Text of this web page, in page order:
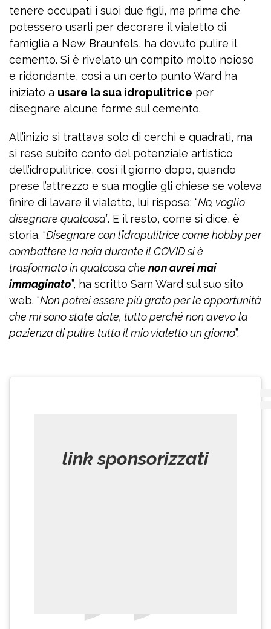
tenere occupati i suoi due figli, ma prima che
potessero usarli per decorare il vialetto di
famiglia a New Braunfels, ha dovuto pulire il
cemento. Si è rivelato un compito molto noioso
e ridondante, così a un certo punto Ward ha
iniziato a usare la sua idropulitrice per
disegnare alcune forme sul cemento.
All’inizio si trattava solo di cerchi e quadrati, ma
si rese subito conto del potenziale artistico
dell’idropulitrice, così il giorno dopo, quando
prese l’attrezzo e sua moglie gli chiese se voleva
finire di lavare il vialetto, lui rispose: “No, voglio
disegnare qualcosa”. E il resto, come si dice, è
storia. “Disegnare con l’idropulitrice come hobby per
combattere la noia durante il COVID si è
trasformato in qualcosa che non avrei mai
immaginato”, ha scritto Sam Ward sul suo sito
web. “Non potrei essere più grato per le opportunità
che mi sono state date, tutto perché non avevo la
pazienza di pulire tutto il mio vialetto un giorno”.